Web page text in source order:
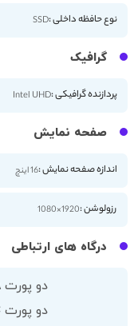
نوع حافظه داخلی :SSD
گرافیک
پردازنده گرافیکی :Intel UHD
صفحه نمایش
اندازه صفحه نمایش :16 اینچ
رزولوشن :1920×1080
درگاه های ارتباطی
دو پورت USB Type-A
دو پورت USB Type-C